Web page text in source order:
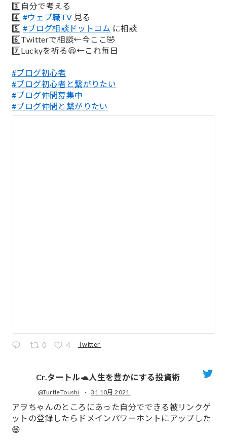
3️⃣自分で考える
4️⃣ #ウェブ職TV 見る
5️⃣ #ブログ相談ドットコム に相談
6️⃣Twitterで相談←今ここ🤣
7️⃣Luckyを祈る😆←これ毎日
#ブログ初心者
#ブログ初心者と繋がりたい
#ブログ仲間募集中
#ブログ仲間と繋がりたい
0 4 Twitter
Cr.タートル🐢人生を豊かにする投資術
@TurtleToushi · 31 10月 2021
アヲちゃんのところにあった自分でできる被リンクゲ
ットの登録したらドメインパワーホントにアップした
😆